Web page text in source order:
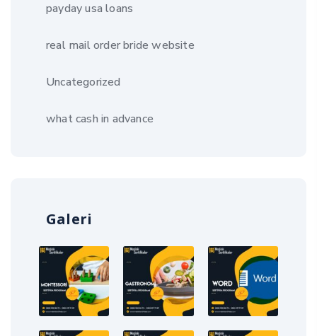
payday usa loans
real mail order bride website
Uncategorized
what cash in advance
Galeri